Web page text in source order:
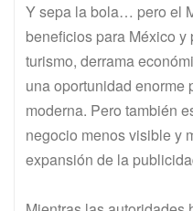
Y sepa la bola… pero el
beneficios para México
turismo, derrama
una oportunidad enorme
moderna. Pero también
negocio menos visible y
expansión de la